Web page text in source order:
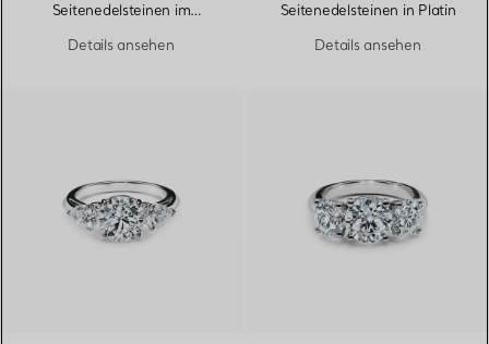
Seitenedelsteinen im
Details ansehen
Seitenedelsteinen in Platin
Details ansehen